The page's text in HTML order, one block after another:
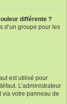
différente ?
d’un groupe pour les
est utilisé pour
L’administrateur
via votre panneau de